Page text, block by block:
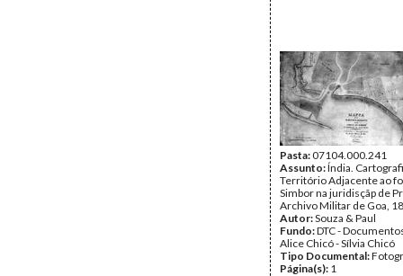
Pasta:07104.000.241
Assunto:Índia.
Território Adjacente ao
Simbor na juridisçãp de
Archivo Militar de Goa,
Autor:Souza & Paul
Fundo:DTC -
Alice Chicó - Sílvia Chicó
Tipo Documental:
Página(s): 1